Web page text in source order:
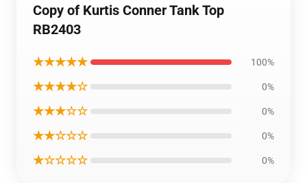
Copy of Kurtis Conner Tank Top
RB2403
★★★★★ 100%
★★★★☆ 0%
★★★☆☆ 0%
★★☆☆☆ 0%
★☆☆☆☆ 0%